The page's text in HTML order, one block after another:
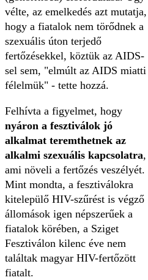
vélte, az emelkedés azt mutatja,
hogy a fiatalok nem törődnek a
szexuális úton terjedő
fertőzésekkel, köztük az AIDS-
sel sem, "elmúlt az AIDS miatti
félelmük" - tette hozzá.
Felhívta a figyelmet, hogy
nyáron a fesztiválok jó
alkalmat teremthetnek az
alkalmi szexuális kapcsolatra,
ami növeli a fertőzés veszélyét.
Mint mondta, a fesztiválokra
kitelepülő HIV-szűrést is végző
állomások igen népszerűek a
fiatalok körében, a Sziget
Fesztiválon kilenc éve nem
találtak magyar HIV-fertőzött
fiatalt.